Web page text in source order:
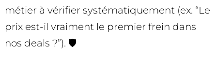
métier à vérifier systématiquement (ex. “Le
prix est-il vraiment le premier frein dans
nos deals ?”). 🛡️